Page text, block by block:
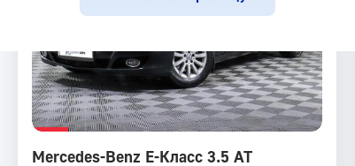
Mercedes-Benz E-Класс 3.5 AT